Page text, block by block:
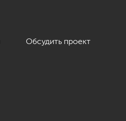
Обсудить проект